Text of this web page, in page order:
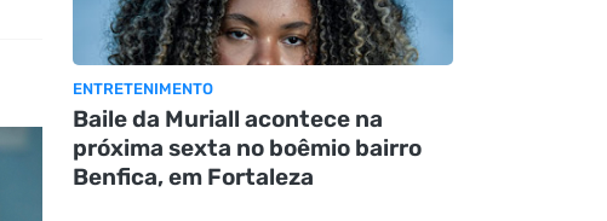
ENTRETENIMENTO
Baile da Muriall acontece na
próxima sexta no boêmio bairro
Benfica, em Fortaleza